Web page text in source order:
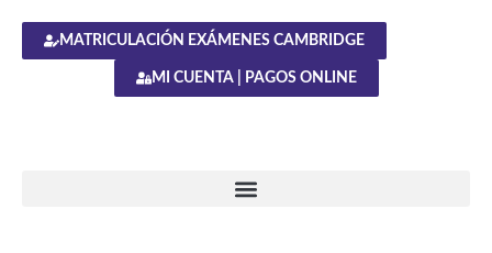
MATRICULACIÓN EXÁMENES CAMBRIDGE
MI CUENTA | PAGOS ONLINE